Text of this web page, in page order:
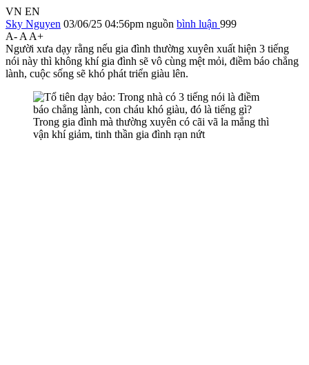
VN EN
Sky Nguyen 03/06/25 04:56pm nguồn bình luận 999
A- A A+
Người xưa dạy rằng nếu gia đình thường xuyên xuất hiện 3 tiếng
nói này thì không khí gia đình sẽ vô cùng mệt mỏi, điềm báo chẳng
lành, cuộc sống sẽ khó phát triển giàu lên.
Trong gia đình mà thường xuyên có cãi vã la mắng thì
vận khí giảm, tinh thần gia đình rạn nứt